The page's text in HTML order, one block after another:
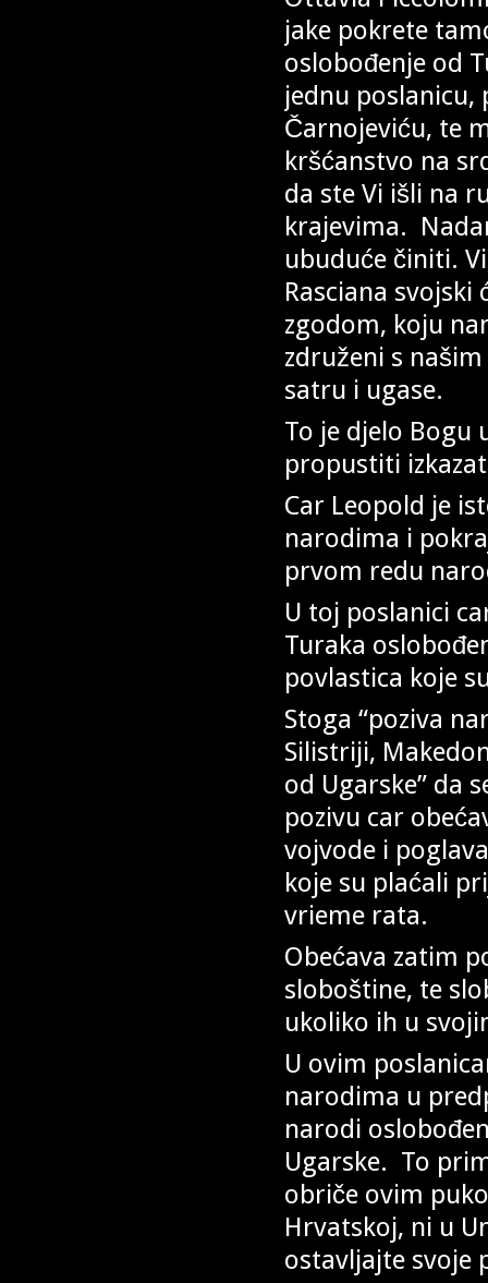
jake pokrete
oslobođenje od
jednu
Čarnojeviću, te
kršćanstvo na
da ste Vi išli na
krajevima.
ubuduće činiti.
Rasciana
zgodom, koju
združeni s
satru i ugase.
To je djelo Bogu
propustiti
Car Leopold je
narodima i
prvom redu
U toj poslanici
Turaka
povlastica koje
Stoga “poziva
Silistriji,
od Ugarske” da
pozivu car
vojvode i
koje su plaćali
vrieme rata.
Obećava zatim
sloboštine, te
ukoliko ih u
U ovim
narodima u
narodi
Ugarske. To
obriče ovim
Hrvatskoj, ni u
ostavljajte svoje